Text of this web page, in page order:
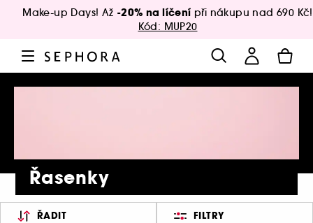
Make-up Days! Až -20% na líčení při nákupu nad 690 Kč!
Kód: MUP20
Řasenky
ŘADIT FILTRY